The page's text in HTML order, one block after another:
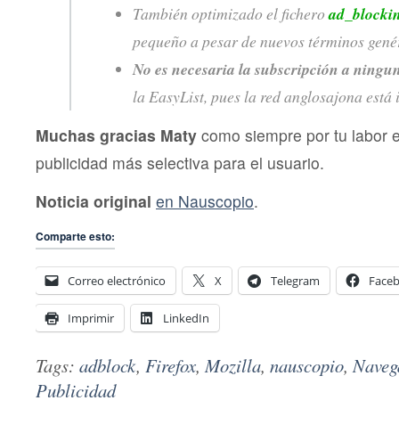
También optimizado el fichero
pequeño a pesar de nuevos términos
No es necesaria la subscripción a
laEasyList, pues la red anglosajona
Muchas gracias Maty como siempre por tu labor
publicidad más selectiva para el usuario.
Noticia original en Nauscopio.
Comparte esto:
Correo electrónico X Telegram
Imprimir LinkedIn
Tags: adblock, Firefox,Mozilla, nauscopio,
Publicidad